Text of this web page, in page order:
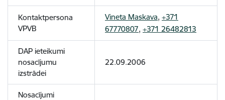
Kontaktpersona
VPVB
Vineta Maskava, +371
67770807, +371 26482813
DAP ieteikumi
nosacījumu
izstrādei
22.09.2006
Nosacījumi